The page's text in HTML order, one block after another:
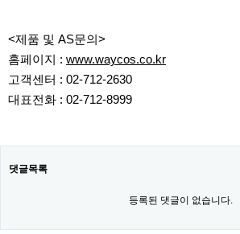
<제품 및 AS문의>
홈페이지 : www.waycos.co.kr
고객센터 : 02-712-2630
대표전화 : 02-712-8999
댓글목록
등록된 댓글이 없습니다.